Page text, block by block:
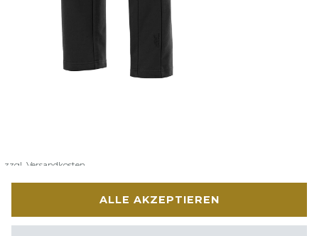
zzgl. Versandkosten
ALLE AKZEPTIEREN